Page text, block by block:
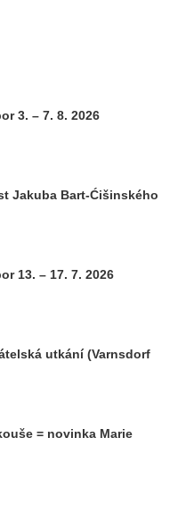
3. – 7. 8. 2026
Jakuba Bart-Ćišinského
13. – 17. 7. 2026
utkání (Varnsdorf
= novinka Marie